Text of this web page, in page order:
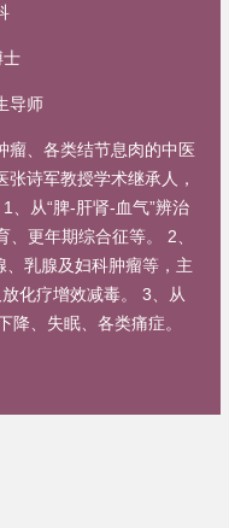
士
导师
瘤、各类结节息肉的中医
诗军教授学术继承人，
、从“脾-肝肾-血气”辨治
更年期综合征等。 2、
、乳腺及妇科肿瘤等，主
化疗增效减毒。 3、从
降、失眠、各类痛症。